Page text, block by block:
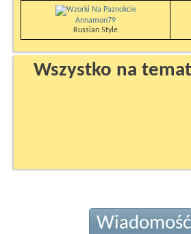
Annamon79
Russian Style
Wszystko na
Wiadomość